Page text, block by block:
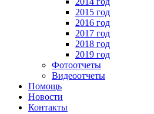
2015 год
2016 год
2017 год
2018 год
2019 год
Фотоотчеты
Видеоотчеты
Помощь
Новости
Контакты